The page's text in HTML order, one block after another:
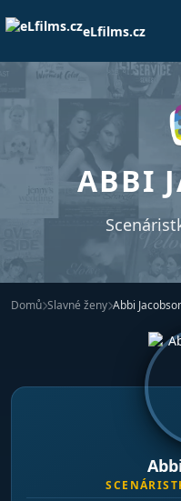
eLfilms.cz
ABBI
Domů Slavné ženy Abbi